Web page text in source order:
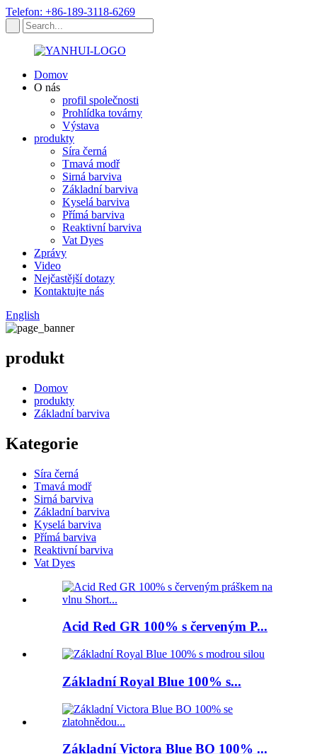
Telefon: +86-189-3118-6269
Domov
O nás
profil společnosti
Prohlídka továrny
Výstava
produkty
Síra černá
Tmavá modř
Sirná barviva
Základní barviva
Kyselá barviva
Přímá barviva
Reaktivní barviva
Vat Dyes
Zprávy
Video
Nejčastější dotazy
Kontaktujte nás
English
produkt
Domov
produkty
Základní barviva
Kategorie
Síra černá
Tmavá modř
Sirná barviva
Základní barviva
Kyselá barviva
Přímá barviva
Reaktivní barviva
Vat Dyes
Acid Red GR 100% s červeným P...
Základní Royal Blue 100% s...
Základní Victora Blue BO 100% ...